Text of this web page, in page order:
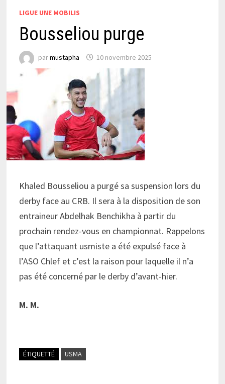
LIGUE UNE MOBILIS
Bousseliou purge
parmustapha 10 novembre 2025
Khaled Bousseliou a purgé sa suspension lors du
derby face au CRB. Il sera à la disposition de son
entraineur Abdelhak Benchikha à partir du
prochain rendez-vous en championnat. Rappelons
que l’attaquant usmiste a été expulsé face à
l’ASO Chlef et c’est la raison pour laquelle il n’a
pas été concerné par le derby d’avant-hier.
M. M.
ÉTIQUETTÉ USMA